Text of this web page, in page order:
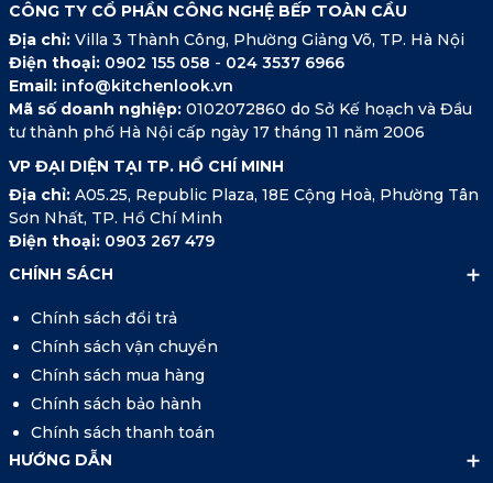
CÔNG TY CỔ PHẦN CÔNG NGHỆ BẾP TOÀN CẦU
Địa chỉ: Villa 3 Thành Công, Phường Giảng Võ, TP. Hà Nội
Điện thoại: 0902 155 058 - 024 3537 6966
Email: info@kitchenlook.vn
Mã số doanh nghiệp:0102072860 do Sở Kế hoạch và Đầu
tư thành phố Hà Nội cấp ngày 17 tháng 11 năm 2006
VP ĐẠI DIỆN TẠI TP. HỒ CHÍ MINH
Địa chỉ: A05.25, Republic Plaza, 18E Cộng Hoà, Phường Tân
Sơn Nhất, TP. Hồ Chí Minh
Điện thoại: 0903 267 479
CHÍNH SÁCH
Chính sách đổi trả
Chính sách vận chuyển
Chính sách mua hàng
Chính sách bảo hành
Chính sách thanh toán
HƯỚNG DẪN